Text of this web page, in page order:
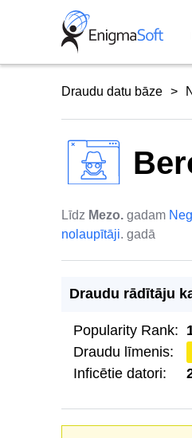
Draudu datu bāze
Līdz Mezo. gadam
nolaupītāji. gadā
Draudu rādītāju
Popularity Rank:
Draudu līmenis:
Inficētie datori: